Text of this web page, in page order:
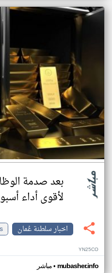
بعد صدمة
لأقوى أداء أسبوعي
اخبار سلطنة عُمان
YN25CO
مباشر• mubasher.info